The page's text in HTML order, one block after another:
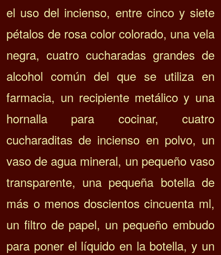
el uso del incienso, entre cinco y siete
pétalos de rosa color colorado, una vela
negra, cuatro cucharadas grandes de
alcohol común del que se utiliza en
farmacia, un recipiente metálico y una
hornalla para cocinar, cuatro
cucharaditas de incienso en polvo, un
vaso de agua mineral, un pequeño vaso
transparente, una pequeña botella de
más o menos doscientos cincuenta ml,
un filtro de papel, un pequeño embudo
para poner el líquido en la botella, y un